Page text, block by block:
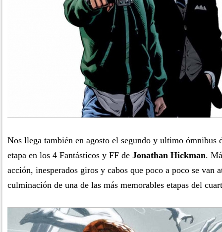
Nos llega también en agosto el segundo y ultimo ómnibus
etapa en los 4 Fantásticos y FF de Jonathan Hickman.
acción, inesperados giros y cabos que poco a poco se van
culminación de una de las más memorables etapas del